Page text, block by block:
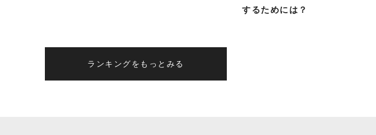
するためには？
ランキングをもっとみる